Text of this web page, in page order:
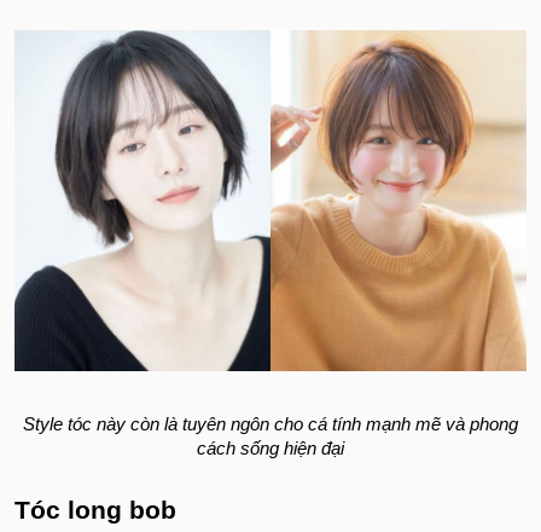
Style tóc này còn là tuyên ngôn cho cá tính mạnh mẽ và phong
cách sống hiện đại
Tóc long bob